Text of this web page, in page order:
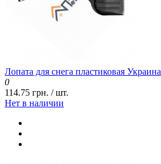
Лопата для снега пластиковая Украина
0
114.75 грн. / шт.
Нет в наличии